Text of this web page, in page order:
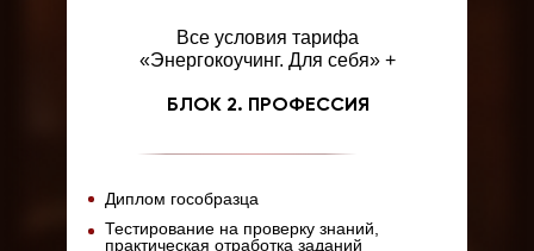
БЛОК 2. ПРОФЕССИЯ
Все условия тарифа
«Энергокоучинг. Для себя» +
Диплом гособразца
Тестирование на проверку знаний,
практическая отработка заданий